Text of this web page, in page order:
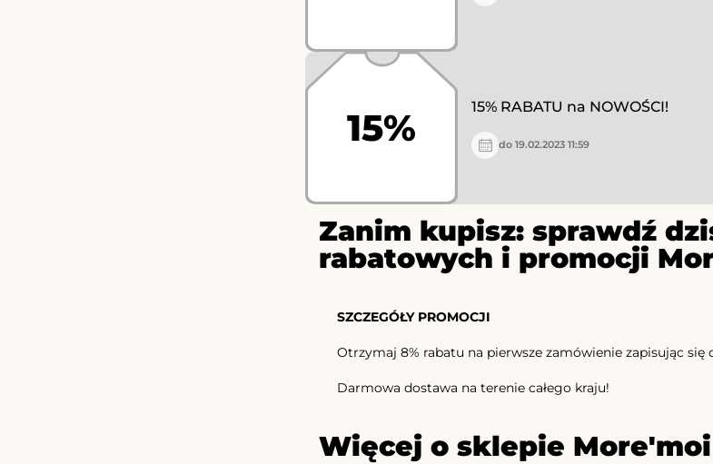
15% 15% RABATU na NOWOŚCI!
do 19.02.2023 11:59
Zanim kupisz: sprawdź
rabatowych i promocji
SZCZEGÓŁY PROMOCJI
Otrzymaj 8% rabatu na pierwsze zamówienie zapisując się
Darmowa dostawa na terenie całego kraju!
Więcej o sklepie More'moi